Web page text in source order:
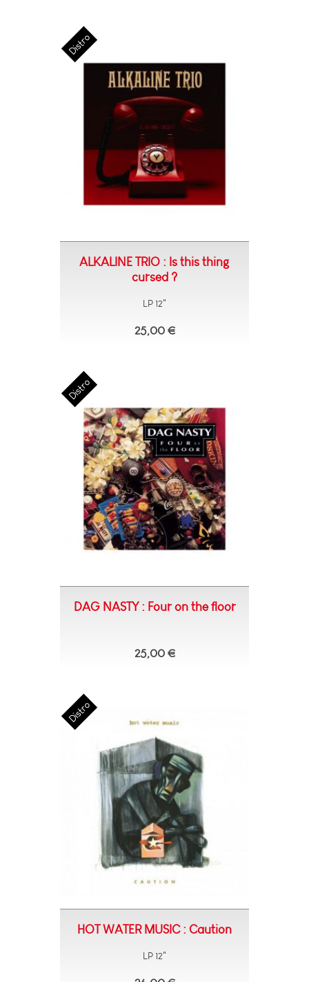
ALKALINE TRIO : Is this thing
cursed ?
LP 12"
25,00 €
DAG NASTY : Four on the floor
25,00 €
HOT WATER MUSIC : Caution
LP 12"